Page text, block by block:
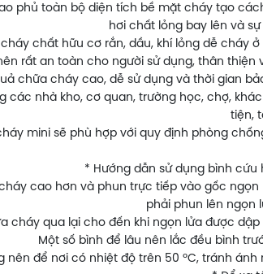
phủ toàn bộ diện tích bề mặt cháy tạo
hơi chất lỏng bay lên và
chất hữu cơ rắn, dầu, khí lỏng dễ cháy
rất an toàn cho người sử dụng, thân thiện
chữa cháy cao, dễ sử dụng và thời gian
nhà kho, cơ quan, trường học, chợ,
tiện,
mini sẽ phù hợp với quy định phòng
* Hướng dẫn sử dụng bình cứu
cao hơn và phun trực tiếp vào gốc
phải phun lên ngọn
cháy qua lại cho đến khi ngọn lửa được
Một số bình để lâu nên lắc đều bình
nên để nơi có nhiệt độ trên 50 ºC, tránh